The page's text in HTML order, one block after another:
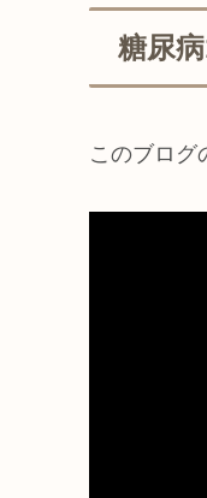
糖尿
このブログ